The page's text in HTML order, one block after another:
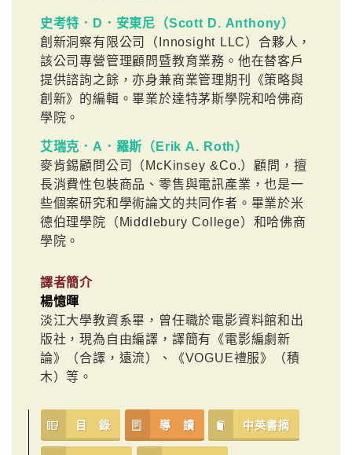
史考特．D．安東尼（Scott D. Anthony）
創新洞察有限公司（Innosight LLC）合夥人，
該公司專營管理顧問暨教育業務。他在替客戶
提供諮詢之餘，亦身兼商業管理期刊《策略與
創新》的編輯。畢業於達特茅斯學院和哈佛商
學院。
艾瑞克．A．羅斯（Erik A. Roth）
麥肯錫顧問公司（McKinsey &Co.）顧問，擅
長消費性包裝商品、零售與電訊產業，也是一
些個案研究和學術論文的共同作者。畢業於米
德伯理學院（Middlebury College）和哈佛商
學院。
譯者簡介
楊憶暉
淡江大學教資系畢，曾任職於電影資料館和出
版社，現為自由編譯，譯簡有《電影編劇新
論》（合譯，遠流）、《VOGUE禮服》（積
木）等。
目 錄 導 讀 中英書摘